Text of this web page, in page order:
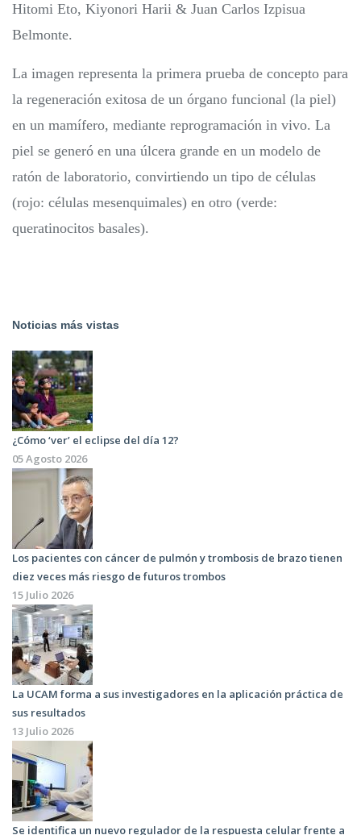
Hitomi Eto, Kiyonori Harii & Juan Carlos Izpisua
Belmonte.
La imagen representa la primera prueba de concepto para
la regeneración exitosa de un órgano funcional (la piel)
en un mamífero, mediante reprogramación in vivo. La
piel se generó en una úlcera grande en un modelo de
ratón de laboratorio, convirtiendo un tipo de células
(rojo: células mesenquimales) en otro (verde:
queratinocitos basales).
Noticias más vistas
¿Cómo ‘ver’ el eclipse del día 12?
05 Agosto 2026
Los pacientes con cáncer de pulmón y trombosis de brazo tienen
diez veces más riesgo de futuros trombos
15 Julio 2026
La UCAM forma a sus investigadores en la aplicación práctica de
sus resultados
13 Julio 2026
Se identifica un nuevo regulador de la respuesta celular frente a